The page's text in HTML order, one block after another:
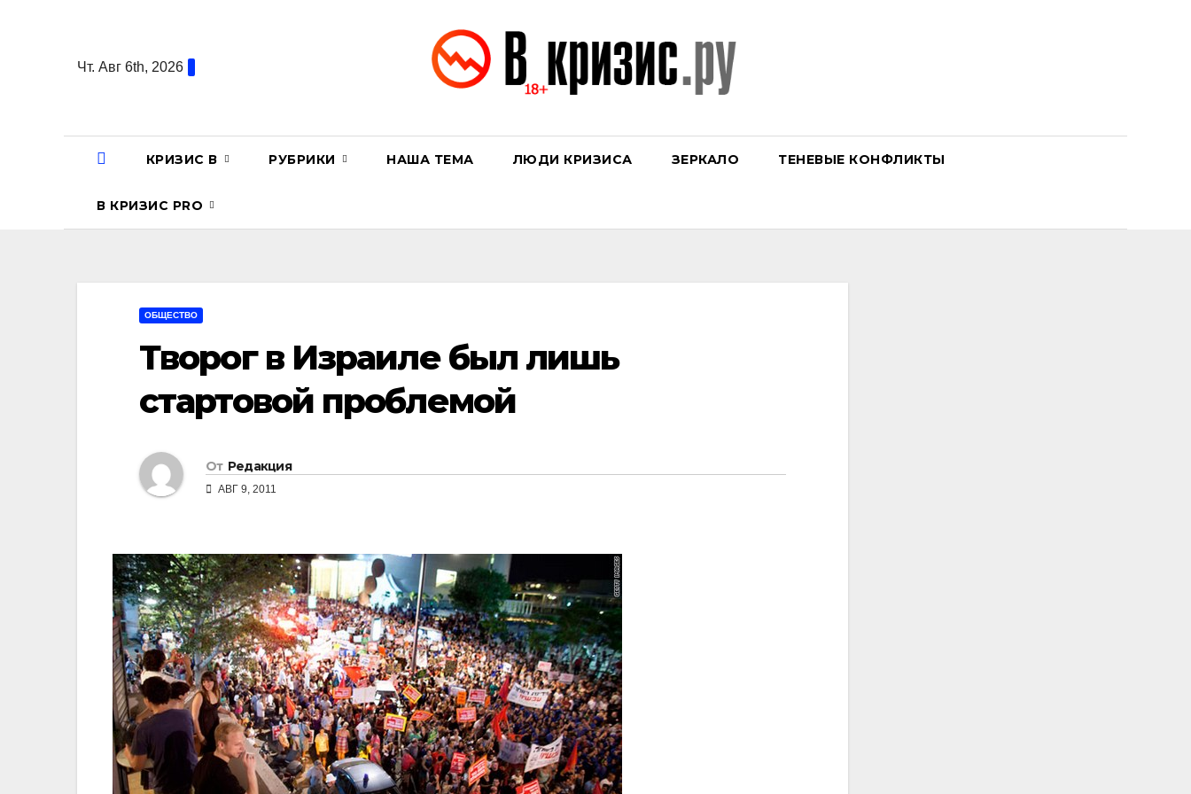
содержаниюЧт. Авг 6th, 2026
КРИЗИС В РУБРИКИ НАША ТЕМА ЛЮДИ КРИЗИСА ЗЕРКАЛО ТЕНЕВЫЕ КОНФЛИКТЫ
В КРИЗИС PRO
ОБЩЕСТВО
Творог в Израиле был лишь
стартовой проблемой
От Редакция
АВГ 9, 2011